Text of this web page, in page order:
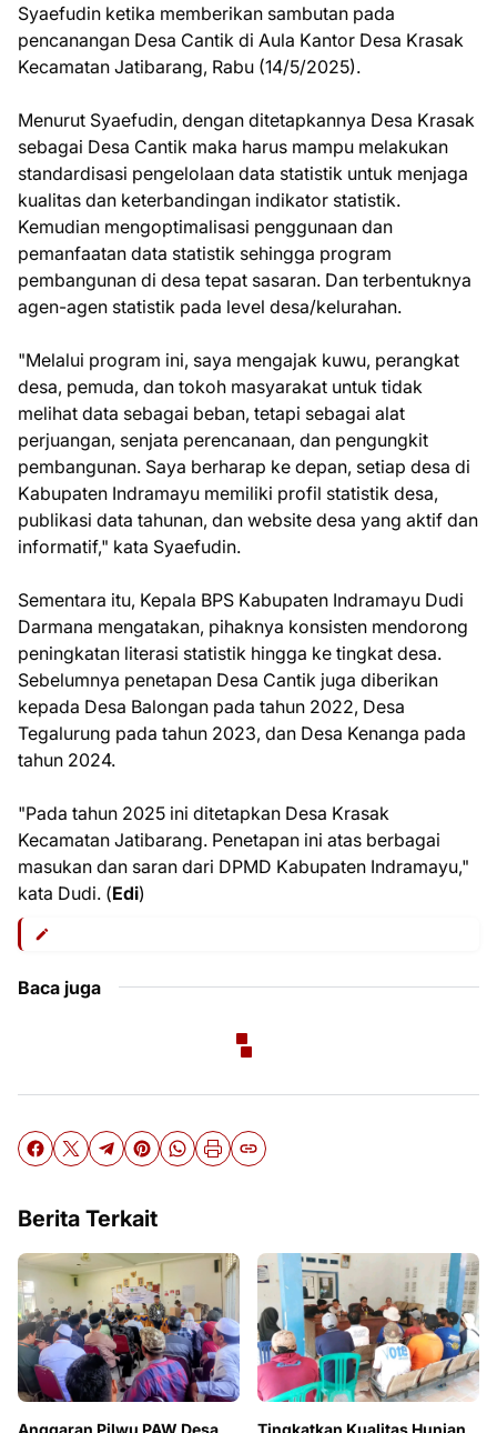
Syaefudin ketika memberikan sambutan pada
pencanangan Desa Cantik di Aula Kantor Desa Krasak
Kecamatan Jatibarang, Rabu (14/5/2025).
Menurut Syaefudin, dengan ditetapkannya Desa Krasak
sebagai Desa Cantik maka harus mampu melakukan
standardisasi pengelolaan data statistik untuk menjaga
kualitas dan keterbandingan indikator statistik.
Kemudian mengoptimalisasi penggunaan dan
pemanfaatan data statistik sehingga program
pembangunan di desa tepat sasaran. Dan terbentuknya
agen-agen statistik pada level desa/kelurahan.
"Melalui program ini, saya mengajak kuwu, perangkat
desa, pemuda, dan tokoh masyarakat untuk tidak
melihat data sebagai beban, tetapi sebagai alat
perjuangan, senjata perencanaan, dan pengungkit
pembangunan. Saya berharap ke depan, setiap desa di
Kabupaten Indramayu memiliki profil statistik desa,
publikasi data tahunan, dan website desa yang aktif dan
informatif," kata Syaefudin.
Sementara itu, Kepala BPS Kabupaten Indramayu Dudi
Darmana mengatakan, pihaknya konsisten mendorong
peningkatan literasi statistik hingga ke tingkat desa.
Sebelumnya penetapan Desa Cantik juga diberikan
kepada Desa Balongan pada tahun 2022, Desa
Tegalurung pada tahun 2023, dan Desa Kenanga pada
tahun 2024.
"Pada tahun 2025 ini ditetapkan Desa Krasak
Kecamatan Jatibarang. Penetapan ini atas berbagai
masukan dan saran dari DPMD Kabupaten Indramayu,"
kata Dudi. (Edi)
Baca juga
Berita Terkait
Anggaran Pilwu PAW Desa Tingkatkan Kualitas Hunian,